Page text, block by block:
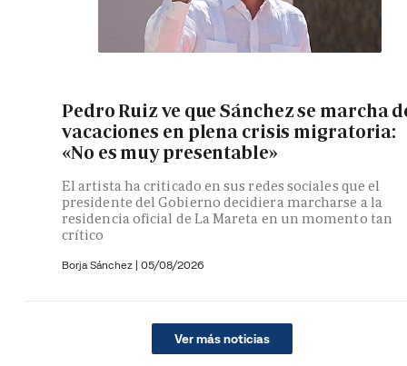
Pedro Ruiz ve que Sánchez se marcha
vacaciones en plena crisis migratoria:
«No es muy presentable»
El artista ha criticado en sus redes sociales que el
presidente del Gobierno decidiera marcharse a la
residencia oficial de La Mareta en un momento tan
crítico
Borja Sánchez | 05/08/2026
Ver más noticias